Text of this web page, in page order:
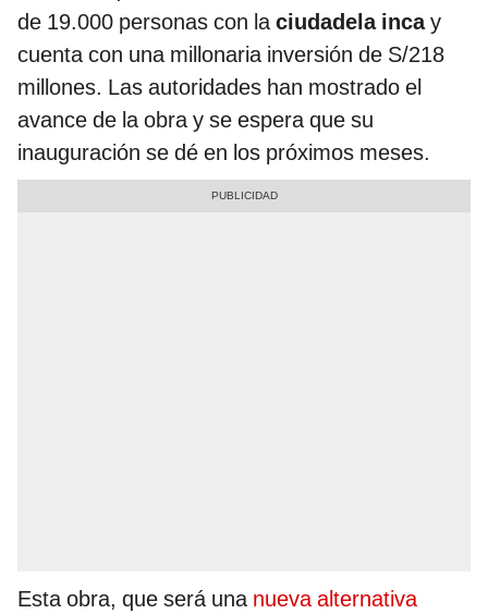
de 19.000 personas con laciudadela incay
cuenta con una millonaria inversión de S/218
millones. Las autoridades han mostrado el
avance de la obra y se espera que su
inauguración se dé en los próximos meses.
Esta obra, que será una nueva alternativa